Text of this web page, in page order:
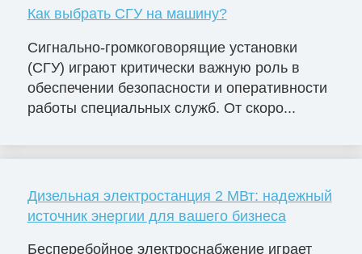
Как выбрать СГУ на машину?
Сигнально-громкоговорящие установки
(СГУ) играют критически важную роль в
обеспечении безопасности и оперативности
работы специальных служб. От скоро...
Дизельная электростанция 2 МВт: надежный
источник энергии для вашего бизнеса
Бесперебойное электроснабжение играет